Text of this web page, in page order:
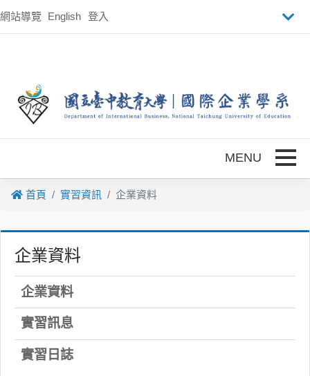
網站導覽 English 登入
首頁 實習資訊 企業資料
企業資料
企業資料
實習訊息
實習日誌